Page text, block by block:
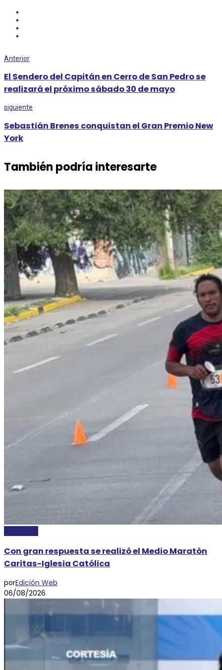
Anterior
El Sendero del Capitán en Cerro de San Pedro se
realizará el próximo sábado 30 de mayo
siguiente
Sebastián Brenes conquistan el Gran Premio New
York
También podría interesarte
Con gran respuesta se realizó el Medio Maratón
Caritas-Iglesia Católica
porEdición Web
06/08/2026